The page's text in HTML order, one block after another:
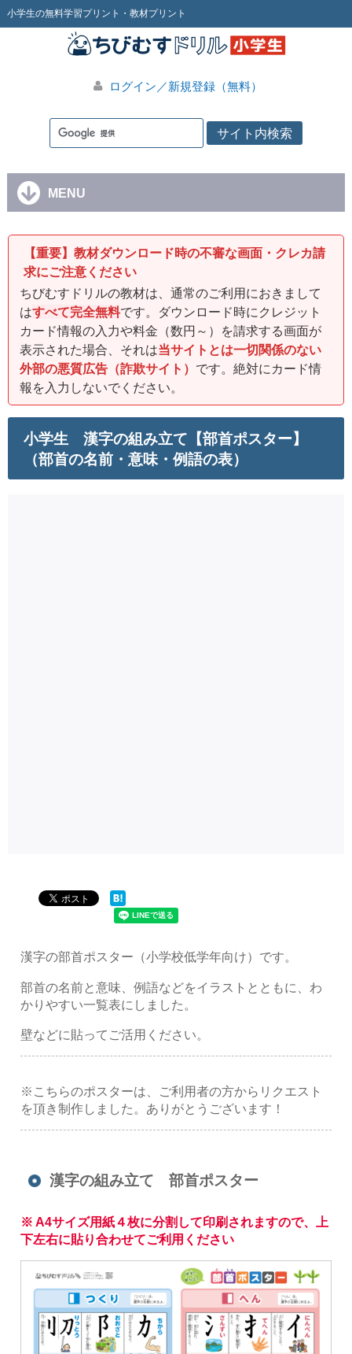
小学生の無料学習プリント・教材プリント
ログイン／新規登録（無料）
MENU
【重要】教材ダウンロード時の不審な画面・クレカ請
求にご注意ください
ちびむすドリルの教材は、通常のご利用におきまして
はすべて完全無料です。ダウンロード時にクレジット
カード情報の入力や料金（数円～）を請求する画面が
表示された場合、それは当サイトとは一切関係のない
外部の悪質広告（詐欺サイト） です。絶対にカード情
報を入力しないでください。
小学生 漢字の組み立て【部首ポスター】
（部首の名前・意味・例語の表）
漢字の部首ポスター（小学校低学年向け）です。
部首の名前と意味、例語などをイラストとともに、わ
かりやすい一覧表にしました。
壁などに貼ってご活用ください。
※こちらのポスターは、ご利用者の方からリクエスト
を頂き制作しました。ありがとうございます！
漢字の組み立て 部首ポスター
※ A4サイズ用紙４枚に分割して印刷されますので、上
下左右に貼り合わせてご利用ください